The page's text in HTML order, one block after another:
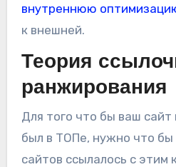
внутреннюю
к внешней.
Теория
ранжирования
Для того что бы ваш
был в ТОПе, нужно что
сайтов ссылалось с этим